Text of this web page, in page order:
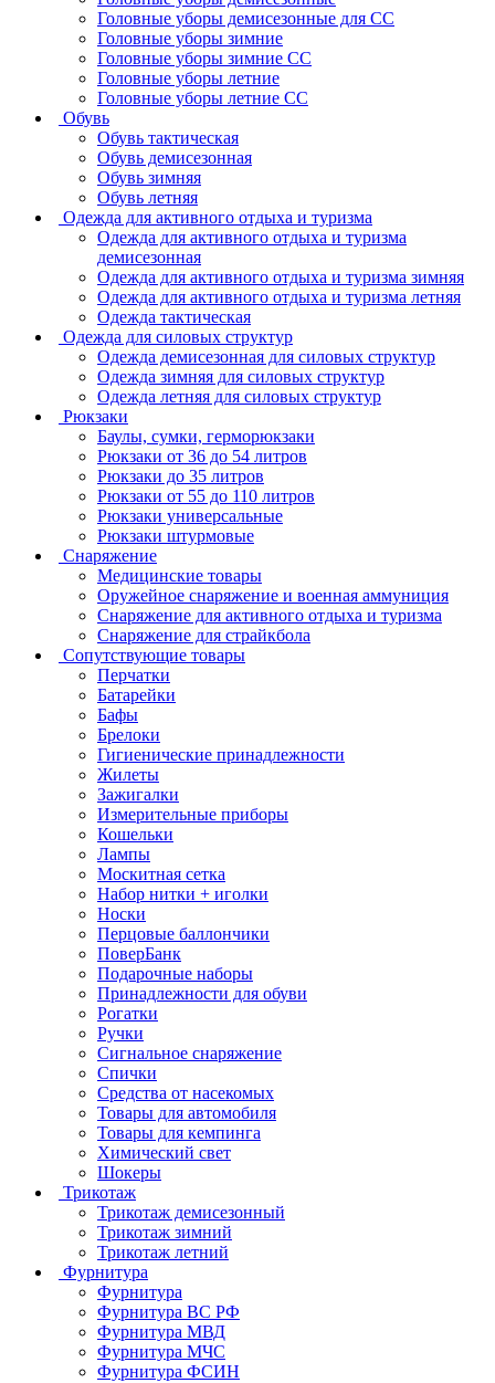
Головные уборы демисезонные для СС
Головные уборы зимние
Головные уборы зимние СС
Головные уборы летние
Головные уборы летние СС
Обувь
Обувь тактическая
Обувь демисезонная
Обувь зимняя
Обувь летняя
Одежда для активного отдыха и туризма
Одежда для активного отдыха и туризма
демисезонная
Одежда для активного отдыха и туризма зимняя
Одежда для активного отдыха и туризма летняя
Одежда тактическая
Одежда для силовых структур
Одежда демисезонная для силовых структур
Одежда зимняя для силовых структур
Одежда летняя для силовых структур
Рюкзаки
Баулы, сумки, герморюкзаки
Рюкзаки от 36 до 54 литров
Рюкзаки до 35 литров
Рюкзаки от 55 до 110 литров
Рюкзаки универсальные
Рюкзаки штурмовые
Снаряжение
Медицинские товары
Оружейное снаряжение и военная аммуниция
Снаряжение для активного отдыха и туризма
Снаряжение для страйкбола
Сопутствующие товары
Перчатки
Батарейки
Бафы
Брелоки
Гигиенические принадлежности
Жилеты
Зажигалки
Измерительные приборы
Кошельки
Лампы
Москитная сетка
Набор нитки + иголки
Носки
Перцовые баллончики
ПоверБанк
Подарочные наборы
Принадлежности для обуви
Рогатки
Ручки
Сигнальное снаряжение
Спички
Средства от насекомых
Товары для автомобиля
Товары для кемпинга
Химический свет
Шокеры
Трикотаж
Трикотаж демисезонный
Трикотаж зимний
Трикотаж летний
Фурнитура
Фурнитура
Фурнитура ВС РФ
Фурнитура МВД
Фурнитура МЧС
Фурнитура ФСИН